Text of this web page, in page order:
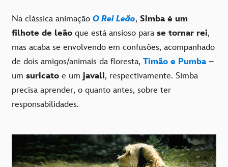
Na clássica animação O Rei Leão, Simba é um
filhote de leão que está ansioso para se tornar rei,
mas acaba se envolvendo em confusões, acompanhado
de dois amigos/animais da floresta, Timão e Pumba –
um suricato e um javali, respectivamente. Simba
precisa aprender, o quanto antes, sobre ter
responsabilidades.